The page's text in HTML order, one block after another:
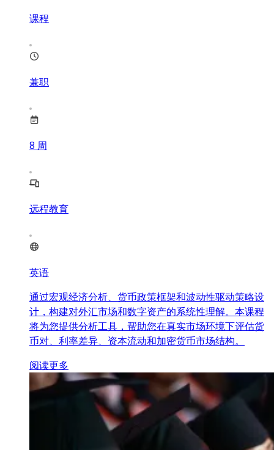
课程
兼职
8 周
远程教育
英语
通过宏观经济分析、货币政策框架和波动性驱动策略设
计，构建对外汇市场和数字资产的系统性理解。本课程
将为您提供分析工具，帮助您在真实市场环境下评估货
币对、利率差异、资本流动和加密货币市场结构。
阅读更多